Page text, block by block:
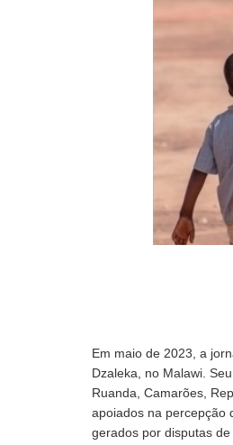
Em maio de 2023, a
Dzaleka, no Malawi.
Ruanda, Camarões,
apoiados na percepção
gerados por disputas de